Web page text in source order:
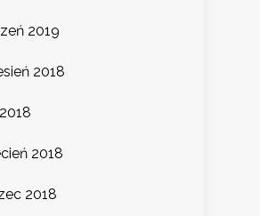
2019
2018
2018
2018